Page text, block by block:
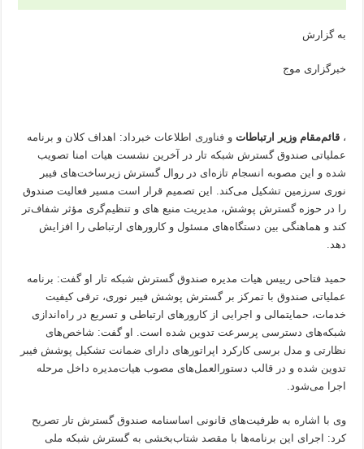
به گزارش
خبرگزاری موج
،قائم‌مقام وزیر ارتباطات وفناوری اطلاعات خبرداد: اهداف کلان و برنامه
عملیاتی صندوق گسترش شبکه تار در آخرین نشست هیات امنا تصویب
شده و این مصوبه انسجام تازه‌ای در روال گسترش زیرساخت‌های فیبر
نوری سرزمین تشکیل می‌کند. این تصمیم قرار است مسیر فعالیت صندوق
را در حوزه گسترش پوشش، مدیریت منبع های و تنظیم‌گری مؤثر شفاف‌تر
کند و هماهنگی بین دستگاه‌های مسئول و کارورهای ارتباطی را افزایش
دهد.
حمید فتاحی رییس هیات مدیره صندوق گسترش شبکه تار او گفت: برنامه
عملیاتی صندوق با تمرکز بر گسترش پوشش فیبر نوری، ترقی کیفیت
خدمات، حمایتمالی و اجرایی از کارورهای ارتباطی و تسریع در راه‌اندازی
شبکه‌های دسترسی پرسرعت تدوین شده است. او گفت: شاخص‌های
نظارتی و مدل برسی کارکرد اپراتورهای دارای ضمانت تشکیل پوشش فیبر
تدوین شده و در قالب دستورالعمل‌های مصوب هیات‌مدیره داخل مرحله
اجرا می‌شود.
وی با اشاره به ظرفیت‌های قانونی اساسنامه صندوق گسترش تار تصریح
کرد: اجرای این برنامه‌ها با مقصد شتاب‌بخشی به گسترش شبکه ملی